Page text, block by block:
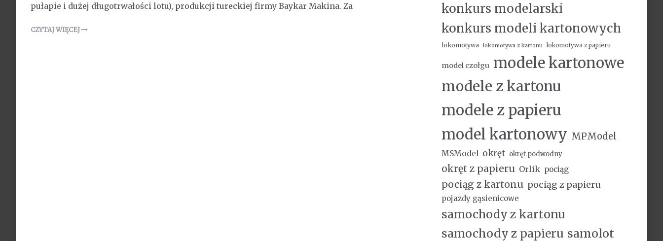
pułapie i dużej długotrwałości lotu), produkcji tureckiej firmy Baykar Makina. Za
CZYTAJ WIĘCEJ
konkurs modelarski
konkurs modeli kartonowych
lokomotywa lokomotywa z kartonu lokomotywa z papieru
model czołgu modele kartonowe
modele z kartonu
modele z papieru
model kartonowy MPModel
MSModel okręt okręt podwodny
okręt z papieru Orlik pociąg
pociąg z kartonu pociąg z papieru
pojazdy gąsienicowe
samochody z kartonu
samochody z papieru samolot